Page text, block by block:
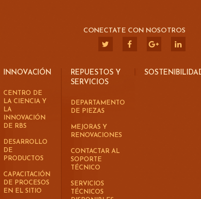
CONECTATE CON NOSOTROS
INNOVACIÓN
CENTRO DE
LA CIENCIA Y
LA
INNOVACIÓN
DE RBS
DESARROLLO
DE
PRODUCTOS
CAPACITACIÓN
DE PROCESOS
EN EL SITIO
REPUESTOS Y
SERVICIOS
DEPARTAMENTO
DE PIEZAS
MEJORAS Y
RENOVACIONES
CONTACTAR AL
SOPORTE
TÉCNICO
SERVICIOS
TÉCNICOS